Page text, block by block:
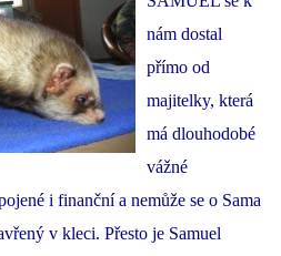
DŮCHODCŮ
nám dostal
přímo od
majitelky, která
má dlouhodobé
vážné
i finanční a nemůže se o Sama
v kleci. Přesto je Samuel